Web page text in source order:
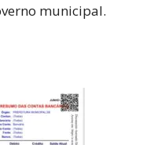
municipal.